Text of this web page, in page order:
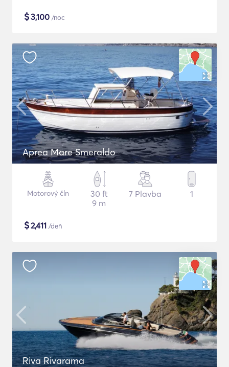
$3,100 /noc
Aprea Mare Smeraldo
Motorový čln
30 ft
9 m
7 Plavba 1
$2,411 /deň
Riva Rivarama